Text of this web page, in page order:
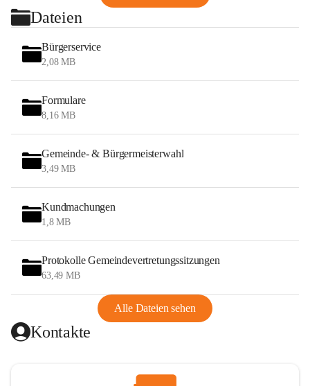
Dateien
Bürgerservice
2,08 MB
Formulare
8,16 MB
Gemeinde- & Bürgermeisterwahl
3,49 MB
Kundmachungen
1,8 MB
Protokolle Gemeindevertretungssitzungen
63,49 MB
Alle Dateien sehen
Kontakte